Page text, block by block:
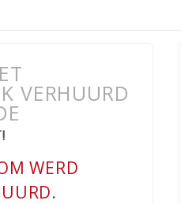
VERHUURD
WERD